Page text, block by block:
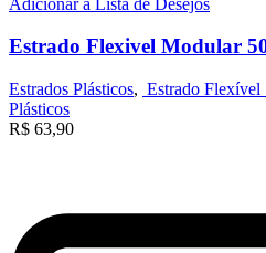
Estrado Flexivel Modular
Estrados Plásticos, Estrado
Plásticos
R$ 63,90